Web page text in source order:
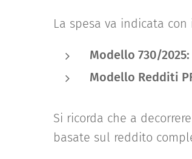
La spesa va indicata con
Modello 730/2025:
Modello Redditi
Si ricorda che a
basate sul reddito